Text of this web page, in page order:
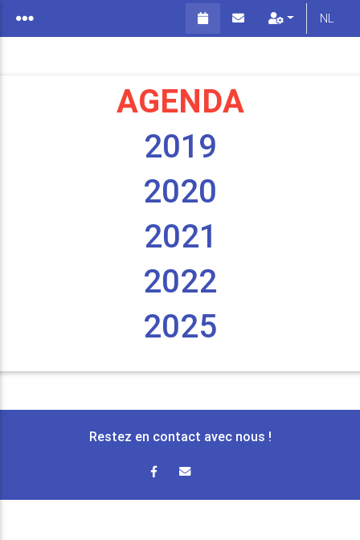
NL
AGENDA
2019
2020
2021
2022
2025
Restez en contact avec nous !